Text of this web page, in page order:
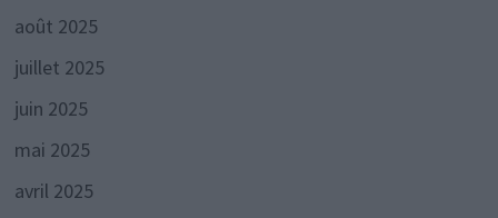
août 2025
juillet 2025
juin 2025
mai 2025
avril 2025